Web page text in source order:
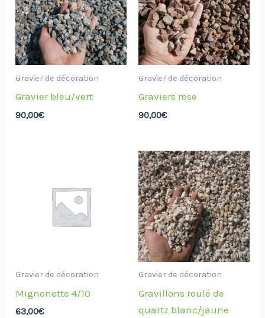
Gravier de décoration
Gravier bleu/vert
90,00€
Gravier de décoration
Graviers rose
90,00€
Gravier de décoration
Mignonette 4/10
63,00€
Gravier de décoration
Gravillons roulé de
quartz blanc/jaune